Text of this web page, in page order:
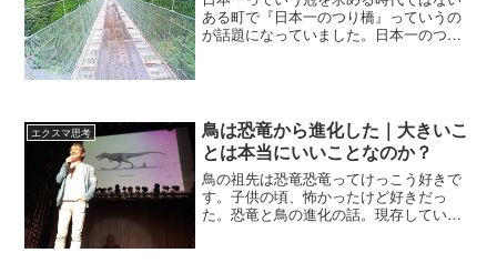
ある町で『日本一のつり橋』っていうの
が話題になっていました。日本一のつり
エクスマ思考
鳥は恐竜から進化した｜大きいこ
とは本当にいいことなのか？
鳥の祖先は恐竜恐竜ってけっこう好きで
す。子供の頃、怖かったけど好きだっ
た。恐竜と鳥の進化の話。現存している